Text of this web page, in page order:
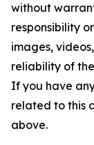
without
responsibility
images,
reliability of
If you have
related to this
above.